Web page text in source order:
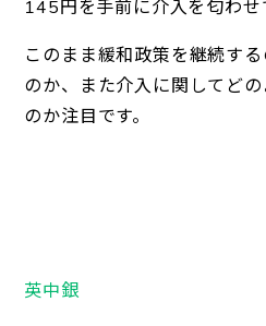
145円を手前に介入を匂わせ
このまま緩和政策を継続す
のか、また介入に関してど
のか注目です。
英中銀